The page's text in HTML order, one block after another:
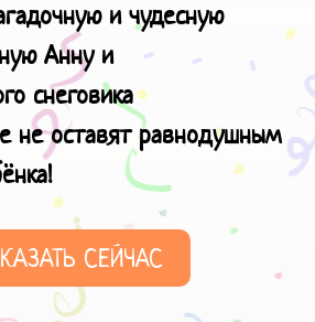
и чудесную
Анну и
снеговика
не оставят равнодушным
СЕЙЧАС